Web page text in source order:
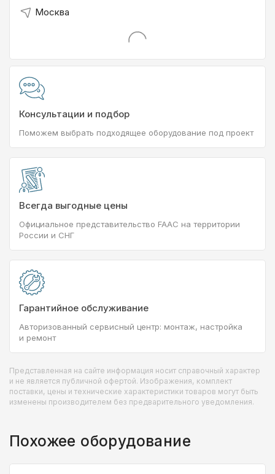
Москва
Консультации и подбор
Поможем выбрать подходящее оборудование под проект
Всегда выгодные цены
Официальное представительство FAAC на территории
России и СНГ
Гарантийное обслуживание
Авторизованный сервисный центр: монтаж, настройка
и ремонт
Представленная на сайте информация носит справочный характер
и не является публичной офертой. Изображения, комплект
поставки, цены и технические характеристики товаров могут быть
изменены производителем без предварительного уведомления.
Похожее оборудование